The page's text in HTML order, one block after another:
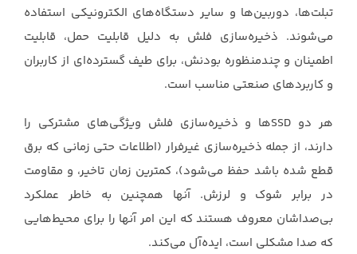
تبلت‌ها، دوربین‌ها و سایر دستگاه‌های الکترونیکی استفاده
می‌شوند. ‏ذخیره‌سازی فلش به دلیل قابلیت حمل، قابلیت
اطمینان و چندمنظوره بودنش، برای طیف گسترده‌ای از ‏کاربران
و کاربردهای صنعتی مناسب است.‏
هر دو ‏SSDها و ذخیره‌سازی فلش ویژگی‌های مشترکی را
دارند، از جمله ذخیره‌سازی غیرفرار (اطلاعات ‏حتی زمانی که برق
قطع شده باشد حفظ می‌شود)، کمترین زمان تاخیر، و مقاومت
در برابر شوک و لرزش. ‏آنها همچنین به خاطر عملکرد
بی‌صداشان معروف هستند که این امر آنها را برای محیط‌هایی
که صدا ‏مشکلی است، ایده‌آل می‌کند.‏